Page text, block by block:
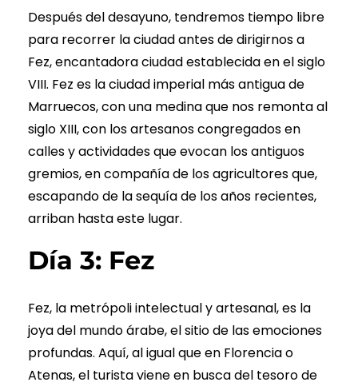
Después del desayuno, tendremos tiempo libre
para recorrer la ciudad antes de dirigirnos a
Fez, encantadora ciudad establecida en el siglo
VIII. Fez es la ciudad imperial más antigua de
Marruecos, con una medina que nos remonta al
siglo XIII, con los artesanos congregados en
calles y actividades que evocan los antiguos
gremios, en compañía de los agricultores que,
escapando de la sequía de los años recientes,
arriban hasta este lugar.
Día 3: Fez
Fez, la metrópoli intelectual y artesanal, es la
joya del mundo árabe, el sitio de las emociones
profundas. Aquí, al igual que en Florencia o
Atenas, el turista viene en busca del tesoro de